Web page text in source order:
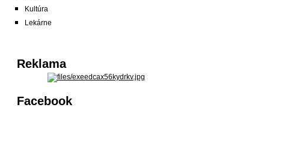
Kultúra
Lekárne
Reklama
Facebook